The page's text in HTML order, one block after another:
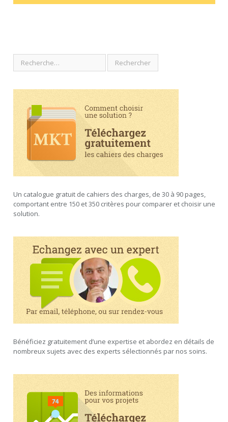
Un catalogue gratuit de cahiers des charges, de 30 à 90 pages,
comportant entre 150 et 350 critères pour comparer et choisir une
solution.
Bénéficiez gratuitement d’une expertise et abordez en détails de
nombreux sujets avec des experts sélectionnés par nos soins.